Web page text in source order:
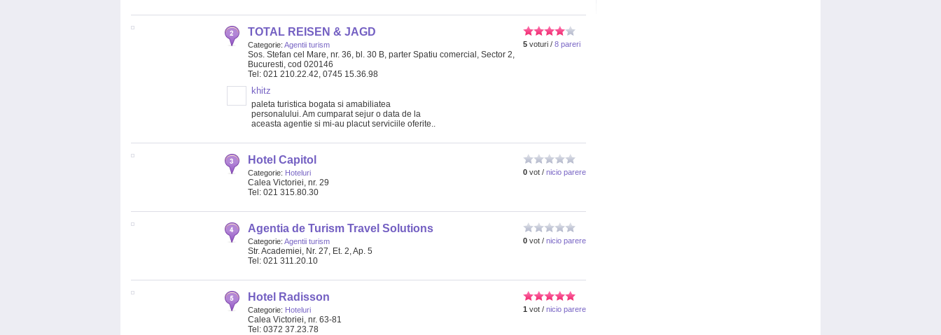
5 voturi / 8 pareri
TOTAL REISEN & JAGD
Categorie: Agentii turism
Sos. Stefan cel Mare, nr. 36, bl. 30 B, parter Spatiu comercial, Sector 2,
Bucuresti, cod 020146
Tel: 021 210.22.42, 0745 15.36.98
khitz
paleta turistica bogata si amabiliatea
personalului. Am cumparat sejur o data de la
aceasta agentie si mi-au placut serviciile oferite..
0 vot / nicio parere
Hotel Capitol
Categorie: Hoteluri
Calea Victoriei, nr. 29
Tel: 021 315.80.30
0 vot / nicio parere
Agentia de Turism Travel Solutions
Categorie: Agentii turism
Str. Academiei, Nr. 27, Et. 2, Ap. 5
Tel: 021 311.20.10
1 vot / nicio parere
Hotel Radisson
Categorie: Hoteluri
Calea Victoriei, nr. 63-81
Tel: 0372 37.23.78